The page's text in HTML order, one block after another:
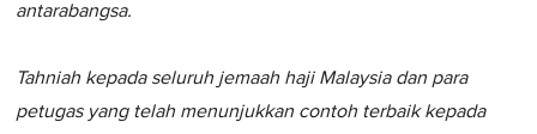
antarabangsa.
Tahniah kepada seluruh jemaah haji Malaysia dan para
petugas yang telah menunjukkan contoh terbaik kepada